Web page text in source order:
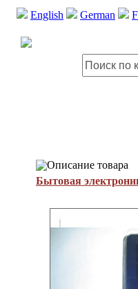
English German
Описание товара
Бытовая